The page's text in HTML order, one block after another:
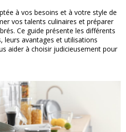
à vos besoins et à votre style de
vos talents culinaires et préparer
Ce guide présente les différents
leurs avantages et utilisations
aider à choisir judicieusement pour